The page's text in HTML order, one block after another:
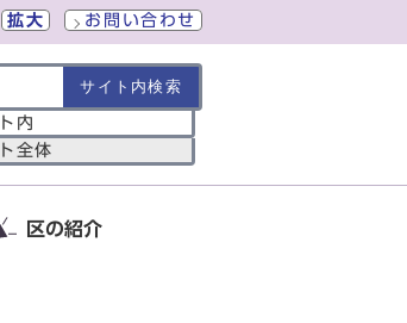
拡大 お問い合わせ
内
全体
区の紹介